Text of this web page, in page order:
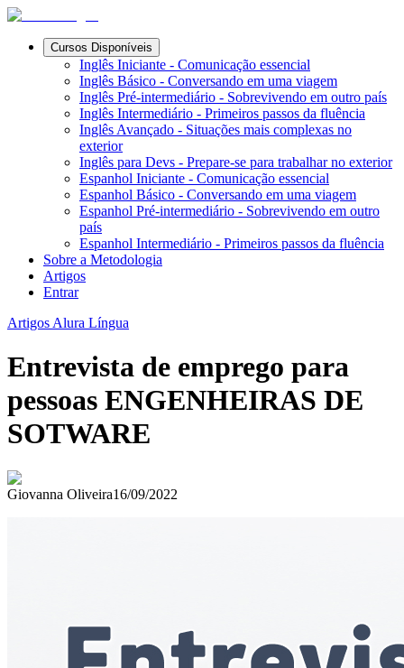
Cursos Disponíveis
Inglês Iniciante - Comunicação essencial
Inglês Básico - Conversando em uma viagem
Inglês Pré-intermediário - Sobrevivendo em outro país
Inglês Intermediário - Primeiros passos da fluência
Inglês Avançado - Situações mais complexas no
exterior
Inglês para Devs - Prepare-se para trabalhar no exterior
Espanhol Iniciante - Comunicação essencial
Espanhol Básico - Conversando em uma viagem
Espanhol Pré-intermediário - Sobrevivendo em outro
país
Espanhol Intermediário - Primeiros passos da fluência
Sobre a Metodologia
Artigos
Entrar
Artigos Alura Língua
Entrevista de emprego para
pessoas ENGENHEIRAS DE
SOTWARE
Giovanna Oliveira16/09/2022